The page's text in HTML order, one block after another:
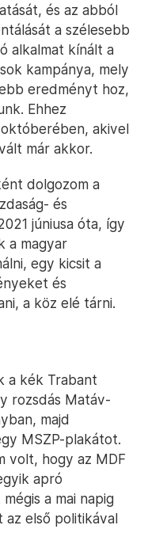
és az abból
a szélesebb
alkalmat kínált a
kampánya, mely
eredményt hoz,
Ehhez
akivel
már akkor.
dolgozom a
és
júniusa óta, így
a magyar
egy kicsit a
és
a köz elé tárni.
a kék Trabant
rozsdás Matáv-
majd
MSZP-plakátot.
volt, hogy az MDF
apró
a mai napig
első politikával